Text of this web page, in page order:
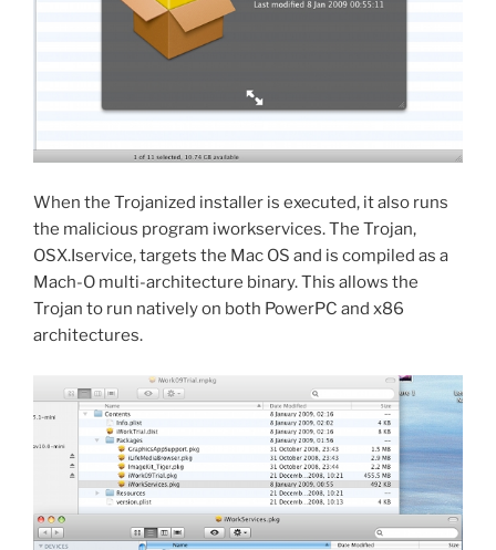
When the Trojanized installer is executed, it also runs
the malicious program iworkservices. The Trojan,
OSX.Iservice, targets the Mac OS and is compiled as a
Mach-O multi-architecture binary. This allows the
Trojan to run natively on both PowerPC and x86
architectures.